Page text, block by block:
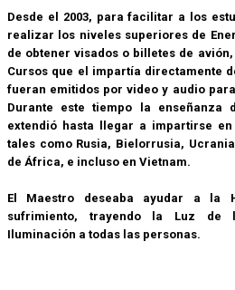
Desde el 2003, para facilitar a los
realizar los niveles superiores de
de obtener visados o billetes de
Cursos que el impartía directamente
fueran emitidos por video y audio
Durante este tiempo la enseñanza
extendió hasta llegar a impartirse
tales como Rusia, Bielorrusia,
de África, e incluso en Vietnam.
El Maestro deseaba ayudar a la
sufrimiento, trayendo la Luz de
Iluminación a todas las personas.